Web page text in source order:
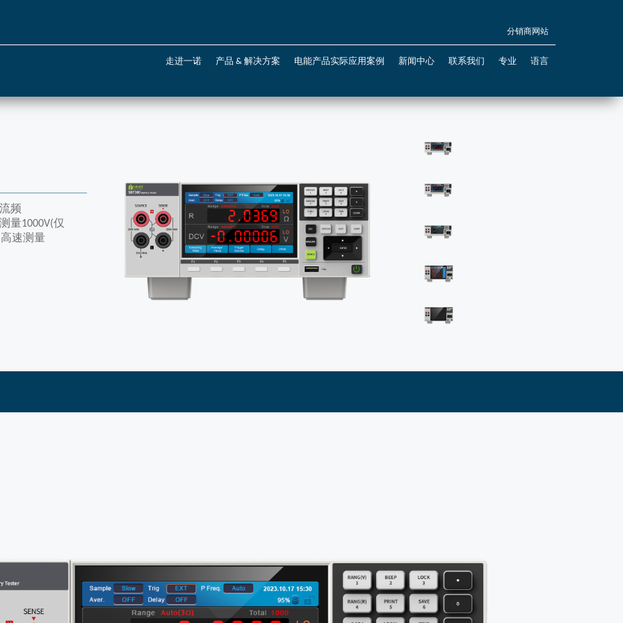
分销商网站
走进一诺 产品 & 解决方案 电能产品实际应用案例 新闻中心 联系我们 专业 语言
频
量1000V(仅
高速测量